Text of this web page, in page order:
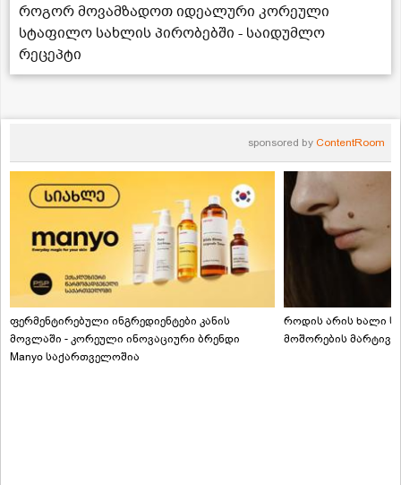
როგორ მოვამზადოთ იდეალური კორეული
სტაფილო სახლის პირობებში - საიდუმლო
რეცეპტი
sponsored by ContentRoom
ფერმენტირებული ინგრედიენტები კანის
მოვლაში - კორეული ინოვაციური ბრენდი
Manyo საქართველოშია
როდის არის ხალი
მოშორების